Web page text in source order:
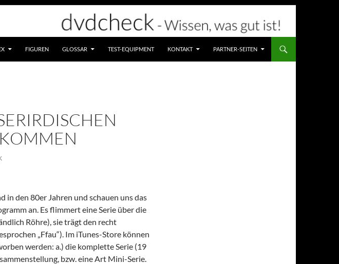
FIGUREN GLOSSAR TEST-EQUIPMENT KONTAKT PARTNER-SEITEN
B
in den 80er Jahren und schauen uns das
an. Es flimmert eine Serie über die
Röhre), sie trägt den recht
„Ffau“). Im iTunes-Store können
werden: a.) die komplette Serie (19
bzw. eine Art Mini-Serie.